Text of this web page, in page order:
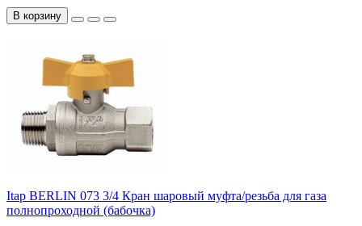
В корзину
Itap BERLIN 073 3/4 Кран шаровый муфта/резьба для газа
полнопроходной (бабочка)